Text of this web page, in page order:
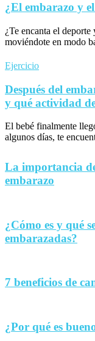
¿El embarazo y
¿Te encanta el
moviéndote en modo
Ejercicio
Después del
y qué actividad
El bebé finalmente
algunos días, te
La importancia
embarazo
¿Cómo es y qué
embarazadas?
7 beneficios de
¿Por qué es